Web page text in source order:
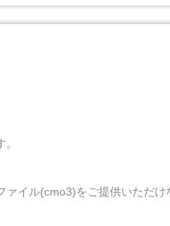
イル(cmo3)をご提供いただけ